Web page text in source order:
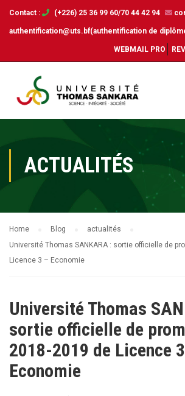
Contact : (+226) 25 36 99 60/70 44 42 94
authentification@uts.bf(authentification de
WEBMAIL PRO
ACTUALITÉS
Home Blog
actualités
Université Thomas SANKARA : sortie officielle de
Licence 3 – Economie
Université Thomas
sortie officielle de
2018-2019 de Licence
Economie